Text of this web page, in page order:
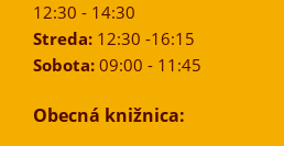
12:30 - 14:30
Streda:12:30 -16:15
Sobota:09:00 - 11:45
Obecná knižnica: